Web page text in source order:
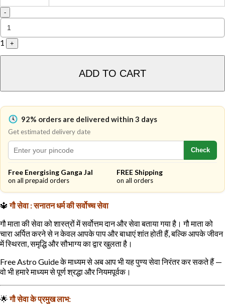
-
1 +
ADD TO CART
92% orders are delivered within 3 days
Get estimated delivery date
Check
Free Energising Ganga Jal
on all prepaid orders
FREE Shipping
on all orders
🔱गौ सेवा : सनातन धर्म की सर्वोच्च सेवा
गौ माता की सेवा को शास्त्रों में सर्वोत्तम दान और सेवा बताया गया है। गौ माता को
चारा अर्पित करने से न केवल आपके पाप और बाधाएं शांत होती हैं, बल्कि आपके जीवन
में स्थिरता, समृद्धि और सौभाग्य का द्वार खुलता है।
Free Astro Guide के माध्यम से अब आप भी यह पुण्य सेवा निरंतर कर सकते हैं —
वो भी हमारे माध्यम से पूर्ण श्रद्धा और नियमपूर्वक।
🌟गौ सेवा के प्रमुख लाभ: